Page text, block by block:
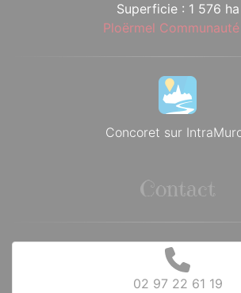
Superficie : 1 576 ha
Ploërmel Communauté
Concoret sur
Contact
02 97 22 61 19